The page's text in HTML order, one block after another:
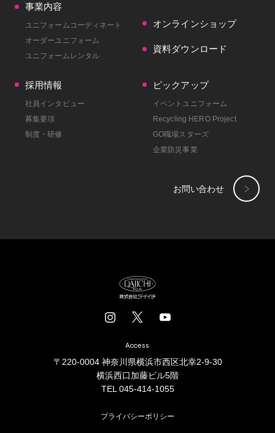
事業内容
ユニフォームコーディネート
オーダーユニフォーム
ユニフォームレンタル
オンラインショップ
資料ダウンロード
採用情報
社員インタビュー
募集要項
制度・研修
ピックアップ
イベントユニフォーム
Recycling HERO Project
GO職場スターズ
企業防災事業
お問い合わせ
Access
〒220-0004 神奈川県横浜市西区北幸2-9-30
横浜西口加藤ビル5階
TEL 045-414-1055
プライバシーポリシー